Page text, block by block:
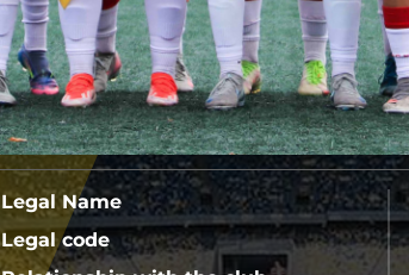
Legal Name
Legal code